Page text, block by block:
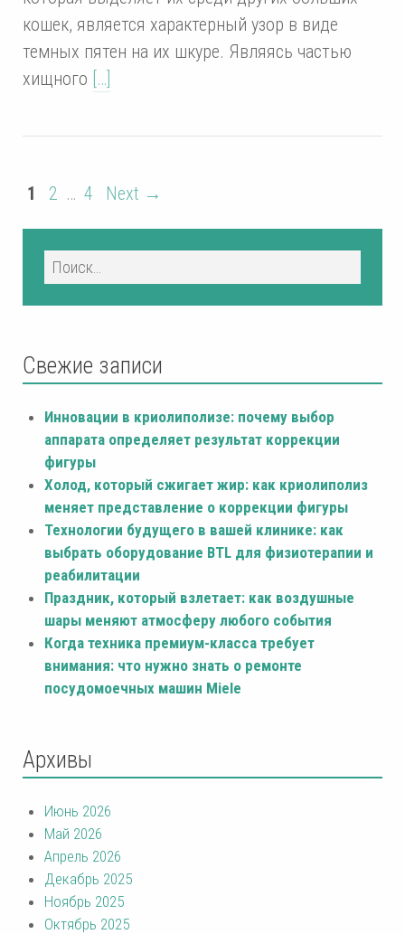
кошек, является характерный узор в виде
темных пятен на их шкуре. Являясь частью
хищного […]
1 2 … 4 Next →
Свежие записи
Инновации в криолиполизе: почему выбор
аппарата определяет результат коррекции
фигуры
Холод, который сжигает жир: как криолиполиз
меняет представление о коррекции фигуры
Технологии будущего в вашей клинике: как
выбрать оборудование BTL для физиотерапии и
реабилитации
Праздник, который взлетает: как воздушные
шары меняют атмосферу любого события
Когда техника премиум-класса требует
внимания: что нужно знать о ремонте
посудомоечных машин Miele
Архивы
Июнь 2026
Май 2026
Апрель 2026
Декабрь 2025
Ноябрь 2025
Октябрь 2025